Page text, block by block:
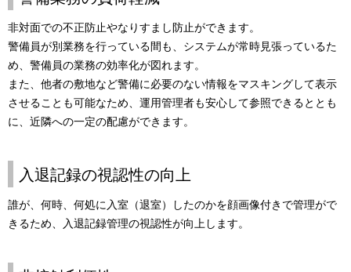
非対面での不正防止やなりすまし防止ができます。
警備員が別業務を行っている間も、システムが常時見張っているた
め、警備員の業務の効率化が図れます。
また、他者の敷地など警備に必要のない情報をマスキングして表示
させることも可能なため、運用管理者も安心して参照できるととも
に、近隣への一定の配慮ができます。
入退記録の視認性の向上
誰が、何時、何処に入室（退室）したのかを顔画像付きで管理がで
きるため、入退記録管理の視認性が向上します。